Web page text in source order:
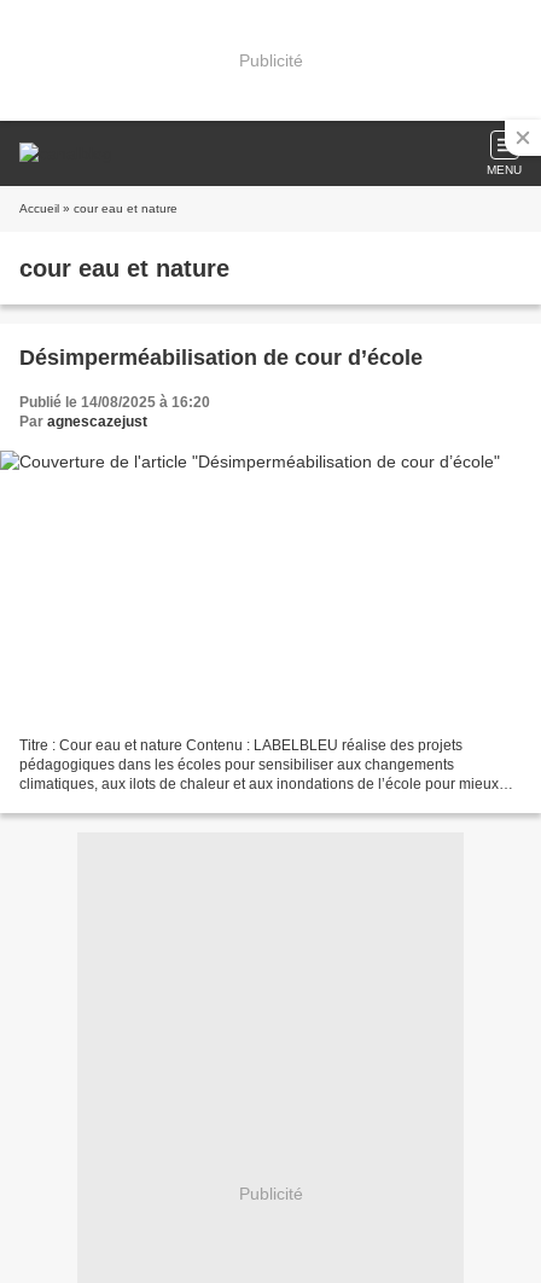
Publicité
MENU
Accueil » cour eau et nature
cour eau et nature
Désimperméabilisation de cour d’école
Publié le 14/08/2025 à 16:20
Par agnescazejust
Titre : Cour eau et nature Contenu : LABELBLEU réalise des projets
pédagogiques dans les écoles pour sensibiliser aux changements
climatiques, aux ilots de chaleur et aux inondations de l’école pour mieux
Publicité